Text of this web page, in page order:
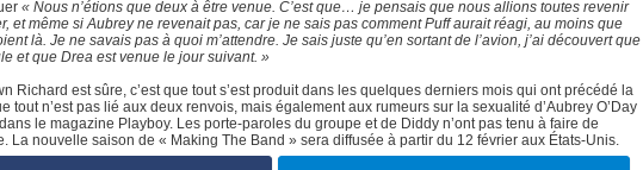
« Nous n’étions que deux à être venue. C’est que… je pensais que nous allions toutes revenir
et même si Aubrey ne revenait pas, car je ne sais pas comment Puff aurait réagi, au moins que
là. Je ne savais pas à quoi m’attendre. Je sais juste qu’en sortant de l’avion, j’ai découvert que
et que Drea est venue le jour suivant. »
Richard est sûre, c’est que tout s’est produit dans les quelques derniers mois qui ont précédé la
tout n’est pas lié aux deux renvois, mais également aux rumeurs sur la sexualité d’Aubrey O’Day
le magazine Playboy. Les porte-paroles du groupe et de Diddy n’ont pas tenu à faire de
La nouvelle saison de « Making The Band » sera diffusée à partir du 12 février aux États-Unis.